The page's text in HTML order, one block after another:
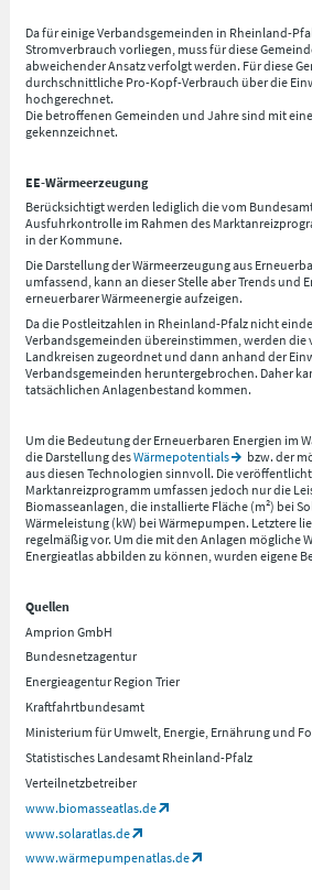
Da für einige Verbandsgemeinden in Rheinland-
Stromverbrauch vorliegen, muss für diese
abweichender Ansatz verfolgt werden. Für diese
durchschnittliche Pro-Kopf-Verbrauch über die
hochgerechnet.
Die betroffenen Gemeinden und Jahre sind mit
gekennzeichnet.
EE-Wärmeerzeugung
Berücksichtigt werden lediglich die vom
Ausfuhrkontrolle im Rahmen des
in der Kommune.
Die Darstellung der Wärmeerzeugung aus
umfassend, kann an dieser Stelle aber Trends und
erneuerbarer Wärmeenergie aufzeigen.
Da die Postleitzahlen in Rheinland-Pfalz nicht
Verbandsgemeinden übereinstimmen, werden die
Landkreisen zugeordnet und dann anhand der
Verbandsgemeinden heruntergebrochen. Daher
tatsächlichen Anlagenbestand kommen.
Um die Bedeutung der Erneuerbaren Energien im
die Darstellung desWärmepotentials
bzw. der
aus diesen Technologien sinnvoll. Die
Marktanreizprogramm umfassen jedoch nur die
Biomasseanlagen, die installierte Fläche (m²) bei
Wärmeleistung (kW) bei Wärmepumpen. Letztere
regelmäßig vor. Um die mit den Anlagen mögliche
Energieatlas abbilden zu können, wurden eigene
Quellen
Amprion GmbH
Bundesnetzagentur
Energieagentur Region Trier
Kraftfahrtbundesamt
Ministerium für Umwelt, Energie, Ernährung und
Statistisches Landesamt Rheinland-Pfalz
Verteilnetzbetreiber
www.biomasseatlas.de
www.solaratlas.de
www.wärmepumpenatlas.de